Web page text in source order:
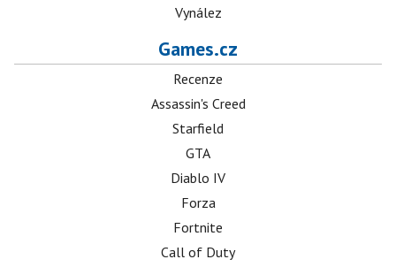
Vynález
Games.cz
Recenze
Assassin's Creed
Starfield
GTA
Diablo IV
Forza
Fortnite
Call of Duty